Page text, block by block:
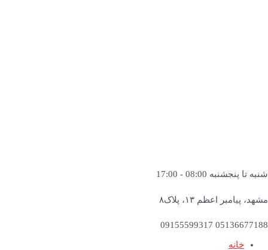
شنبه تا پنجشنبه 08:00 - 17:00
مشهد، پیامبر اعظم ۱۳، پلاک۸
05136677188 09155599317
خانه